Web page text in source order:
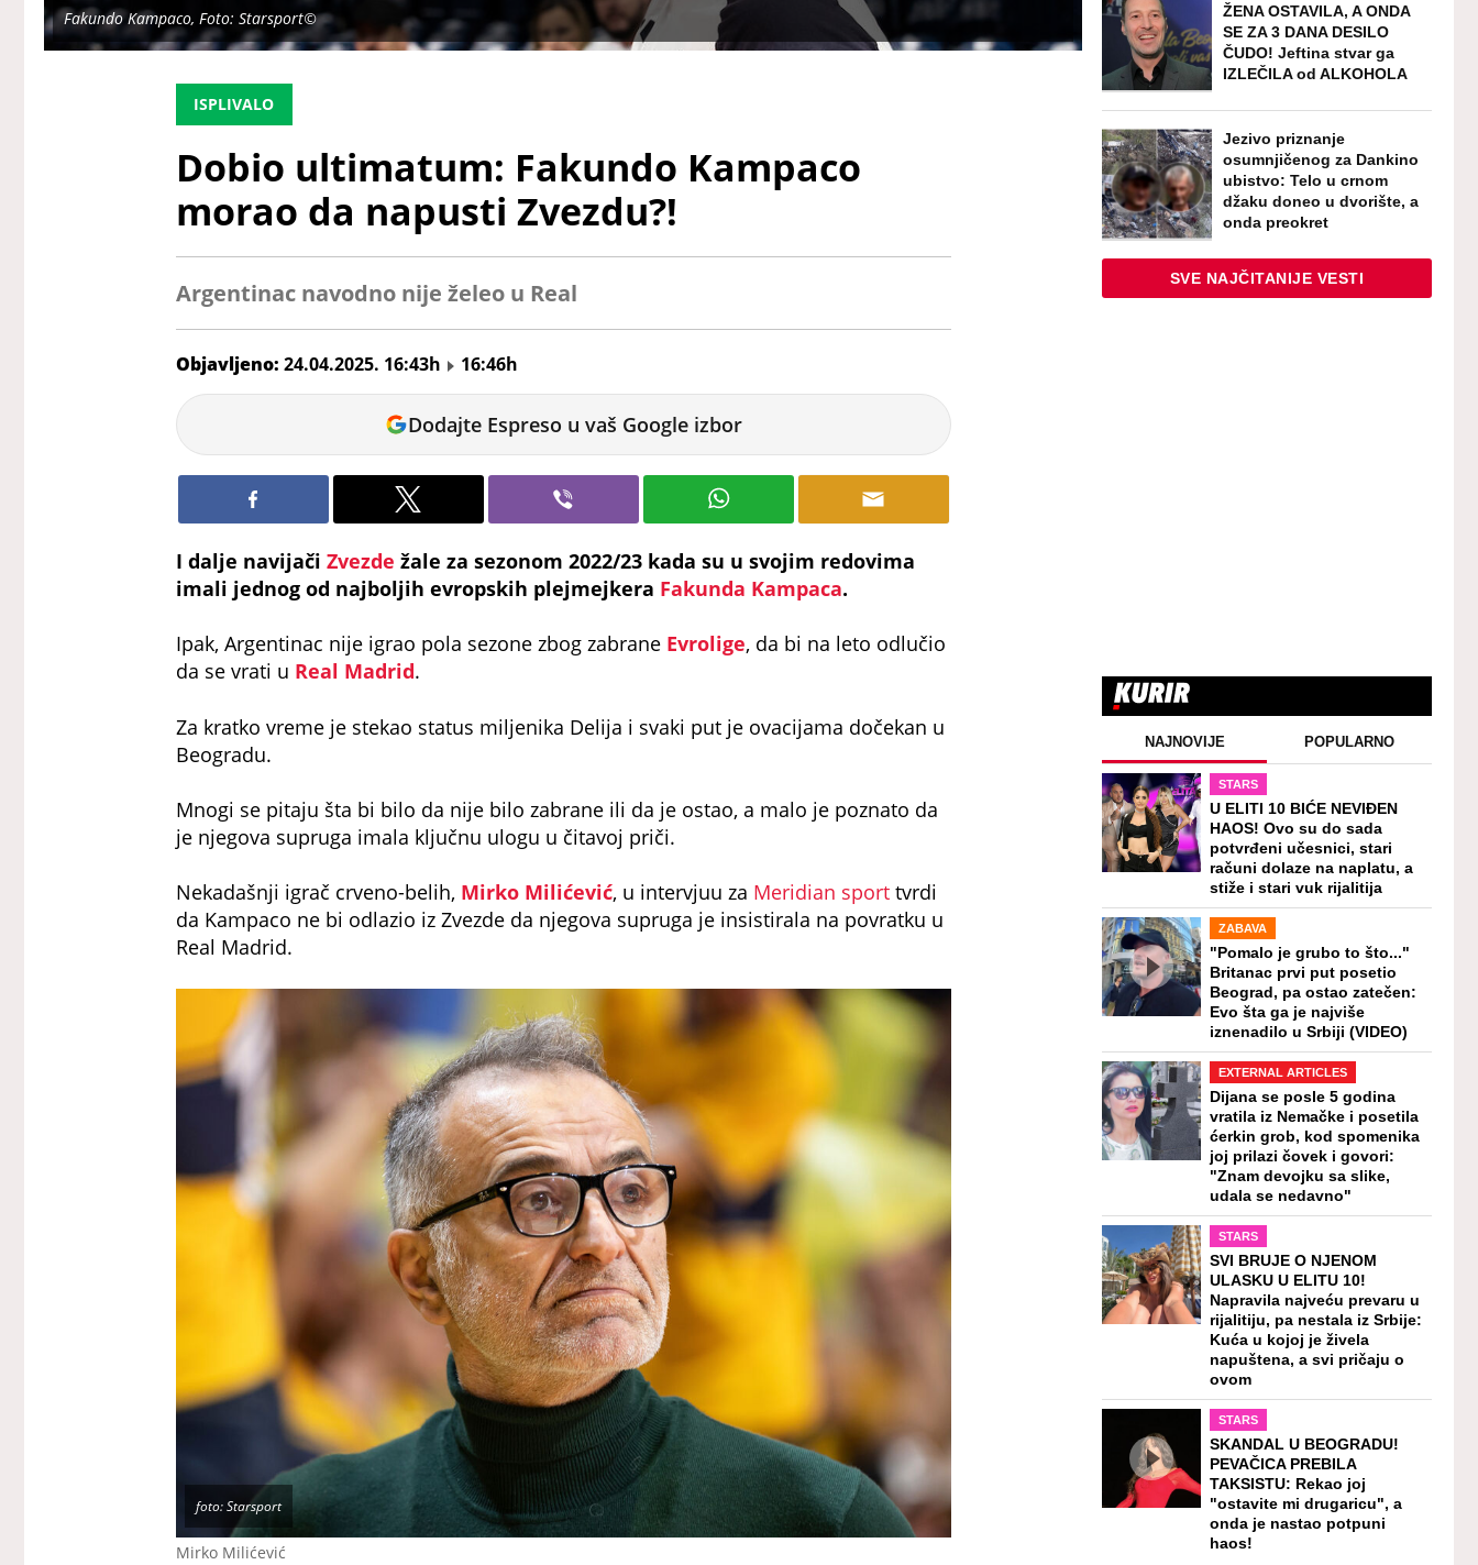
Fakundo Kampaco, Foto: Starsport©
ISPLIVALO
Dobio ultimatum: Fakundo Kampaco
morao da napusti Zvezdu?!
Argentinac navodno nije želeo u Real
Objavljeno: 24.04.2025. 16:43h
16:46h
Jelena
Bjeljić
Dodajte Espreso u vaš Google izbor
I dalje navijači Zvezde žale za sezonom 2022/23 kada su u svojim redovima
imali jednog od najboljih evropskih plejmejkera Fakunda Kampaca.
Ipak, Argentinac nije igrao pola sezone zbog zabrane Evrolige, da bi na leto odlučio
da se vrati u Real Madrid.
Za kratko vreme je stekao status miljenika Delija i svaki put je ovacijama dočekan u
Beogradu.
Mnogi se pitaju šta bi bilo da nije bilo zabrane ili da je ostao, a malo je poznato da
je njegova supruga imala ključnu ulogu u čitavoj priči.
Nekadašnji igrač crveno-belih, Mirko Milićević, u intervjuu za Meridian sporttvrdi
da Kampaco ne bi odlazio iz Zvezde da njegova supruga je insistirala na povratku u
Real Madrid.
Mirko Milićević
foto: Starsport
ŽENA OSTAVILA, A ONDA
SE ZA 3 DANA DESILO
ČUDO! Jeftina stvar ga
IZLEČILA od ALKOHOLA
Jezivo priznanje
osumnjičenog za Dankino
ubistvo: Telo u crnom
džaku doneo u dvorište, a
onda preokret
SVE NAJČITANIJE VESTI
NAJNOVIJE POPULARNO
STARS
U ELITI 10 BIĆE NEVIĐEN
HAOS! Ovo su do sada
potvrđeni učesnici, stari
računi dolaze na naplatu, a
stiže i stari vuk rijalitija
ZABAVA
"Pomalo je grubo to što..."
Britanac prvi put posetio
Beograd, pa ostao zatečen:
Evo šta ga je najviše
iznenadilo u Srbiji (VIDEO)
EXTERNAL ARTICLES
Dijana se posle 5 godina
vratila iz Nemačke i posetila
ćerkin grob, kod spomenika
joj prilazi čovek i govori:
"Znam devojku sa slike,
udala se nedavno"
STARS
SVI BRUJE O NJENOM
ULASKU U ELITU 10!
Napravila najveću prevaru u
rijalitiju, pa nestala iz Srbije:
Kuća u kojoj je živela
napuštena, a svi pričaju o
ovom
STARS
SKANDAL U BEOGRADU!
PEVAČICA PREBILA
TAKSISTU: Rekao joj
"ostavite mi drugaricu", a
onda je nastao potpuni
haos!